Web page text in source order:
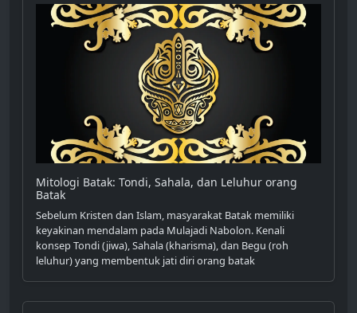
Mitologi Batak: Tondi, Sahala, dan Leluhur orang
Batak
Sebelum Kristen dan Islam, masyarakat Batak memiliki
keyakinan mendalam pada Mulajadi Nabolon. Kenali
konsep Tondi (jiwa), Sahala (kharisma), dan Begu (roh
leluhur) yang membentuk jati diri orang batak